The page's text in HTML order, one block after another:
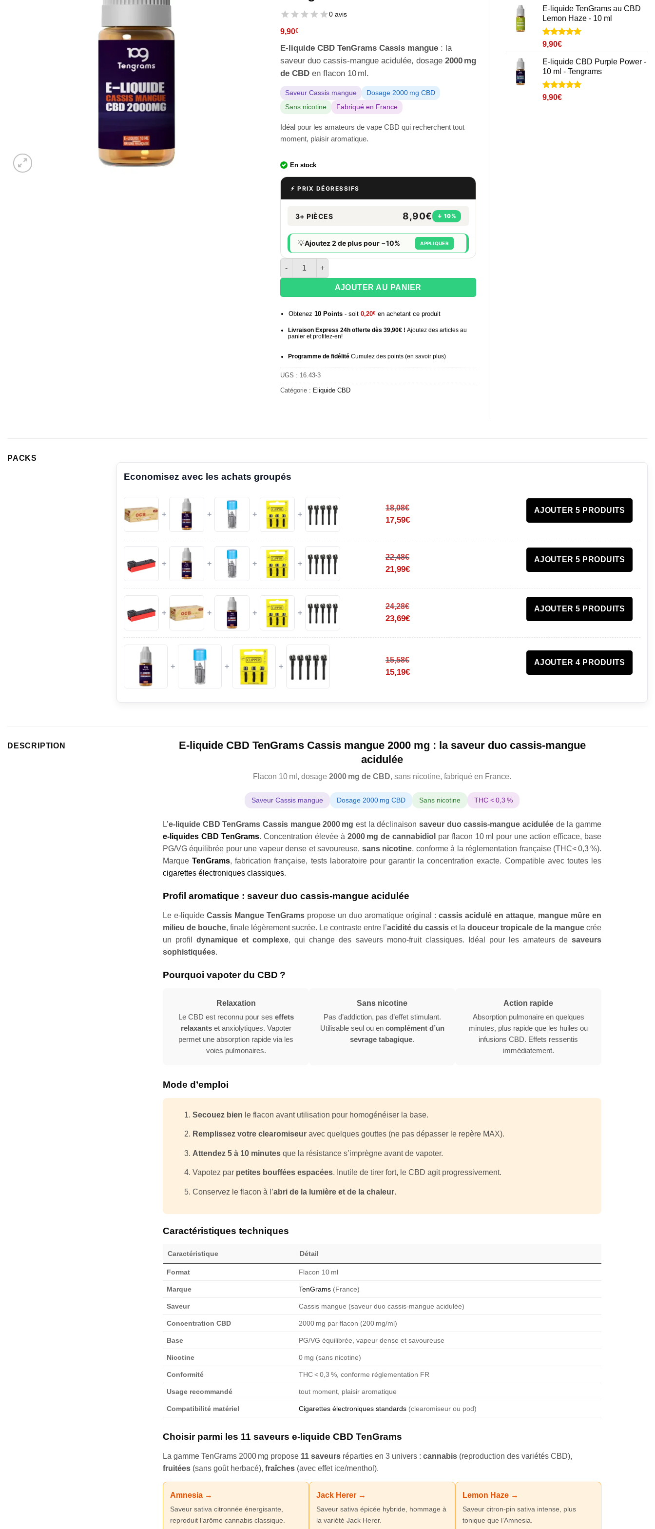
0 avis
9,90€
E-liquide CBD TenGrams Cassis mangue : la
saveur duo cassis-mangue acidulée, dosage 2000 mg
de CBD en flacon 10 ml.
Saveur Cassis mangue
Dosage 2000 mg CBD
Sans nicotine
Fabriqué en France
Idéal pour les amateurs de vape CBD qui recherchent tout
moment, plaisir aromatique.
En stock
⚡ PRIX DÉGRESSIFS
3+ PIÈCES 8,90€ ↓ 10%
💡Ajoutez 2 de plus pour −10% APPLIQUER
quantité de E-liquide CBD 2000 mg Tengrams - 10 ml - Cassis mangue
AJOUTER AU PANIER
Obtenez 10Points- soit 0,20€ en achetant ce produit
Livraison Express 24h offerte dès 39,90€ ! Ajoutez des articles au
panier et profitez-en!
Programme de fidélitéCumulez des points (en savoir plus)
UGS : 16.43-3
Catégorie : Eliquide CBD
notations
client
E-liquide TenGrams au CBD
Lemon Haze - 10 ml
Noté5
5 basé sur
1
notation
client
9,90€
E-liquide CBD Purple Power -
10 ml - Tengrams
Noté5
5 basé sur
3
9,90€
PACKS
Economisez avec les achats groupés
+ + + +
18,08€
17,59€
AJOUTER 5 PRODUITS
+ + + +
22,48€
21,99€
AJOUTER 5 PRODUITS
+ + + +
24,28€
23,69€
AJOUTER 5 PRODUITS
+ + +
15,58€
15,19€
AJOUTER 4 PRODUITS
DESCRIPTION
E-liquide CBD TenGrams Cassis mangue 2000 mg : la saveur duo cassis-mangue
acidulée
Flacon 10 ml, dosage 2000 mg de CBD, sans nicotine, fabriqué en France.
Saveur Cassis mangue Dosage 2000 mg CBD Sans nicotine THC < 0,3 %
L’e-liquide CBD TenGrams Cassis mangue 2000 mg est la déclinaisonsaveur duo cassis-mangue acidulée de la gamme
e-liquides CBD TenGrams. Concentration élevée à 2000 mg de cannabidiol par flacon 10 ml pour une action efficace, base
PG/VG équilibrée pour une vapeur dense et savoureuse, sans nicotine, conforme à la réglementation française (THC< 0,3 %).
MarqueTenGrams, fabrication française, tests laboratoire pour garantir la concentration exacte. Compatible avec toutes les
cigarettes électroniques classiques.
Profil aromatique : saveur duo cassis-mangue acidulée
Le e-liquide Cassis Mangue TenGrams propose un duo aromatique original : cassis acidulé en attaque, mangue mûre en
milieu de bouche, finale légèrement sucrée. Le contraste entre l’acidité du cassis et la douceur tropicale de la mangue crée
un profildynamique et complexe, qui change des saveurs mono-fruit classiques. Idéal pour les amateurs de saveurs
sophistiquées.
Pourquoi vapoter du CBD ?
Relaxation
Le CBD est reconnu pour ses effets
relaxantset anxiolytiques. Vapoter
permet une absorption rapide via les
voies pulmonaires.
Sans nicotine
Pas d’addiction, pas d’effet stimulant.
Utilisable seul ou en complément d’un
sevrage tabagique.
Action rapide
Absorption pulmonaire en quelques
minutes, plus rapide que les huiles ou
infusions CBD. Effets ressentis
immédiatement.
Mode d’emploi
Secouez bien le flacon avant utilisation pour homogénéiser la base.
Remplissez votre clearomiseuravec quelques gouttes (ne pas dépasser le repère MAX).
Attendez 5 à 10 minutesque la résistance s’imprègne avant de vapoter.
Vapotez par petites bouffées espacées. Inutile de tirer fort, le CBD agit progressivement.
Conservez le flacon à l’abri de la lumière et de la chaleur.
Caractéristiques techniques
Caractéristique Détail
Format Flacon 10 ml
Marque TenGrams (France)
Saveur Cassis mangue (saveur duo cassis-mangue acidulée)
Concentration CBD 2000 mg par flacon (200 mg/ml)
Base PG/VG équilibrée, vapeur dense et savoureuse
Nicotine 0 mg (sans nicotine)
Conformité THC < 0,3 %, conforme réglementation FR
Usage recommandé tout moment, plaisir aromatique
Compatibilité matériel Cigarettes électroniques standards (clearomiseur ou pod)
Choisir parmi les 11 saveurs e-liquide CBD TenGrams
La gamme TenGrams 2000 mg propose 11 saveurs réparties en 3 univers : cannabis (reproduction des variétés CBD),
fruitées (sans goût herbacé), fraîches (avec effet ice/menthol).
Amnesia →
Saveur sativa citronnée énergisante,
reproduit l’arôme cannabis classique.
Jack Herer →
Saveur sativa épicée hybride, hommage à
la variété Jack Herer.
Lemon Haze →
Saveur citron-pin sativa intense, plus
tonique que l’Amnesia.